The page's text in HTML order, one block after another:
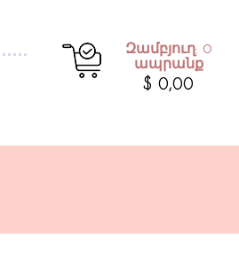
Զամբյուղ: 0
ապրանք
$ 0,00